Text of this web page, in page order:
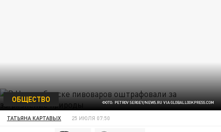
ФОТО: PETROV SERGEY/NEWS.RU VIA GLOBALLOOKPRESS.COM
ОБЩЕСТВО
ТАТЬЯНА КАРТАВЫХ 25 ИЮЛЯ 07:50